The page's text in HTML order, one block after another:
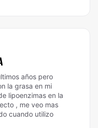
años pero
la grasa en mi
lipoenzimas en la
, me veo mas
cuando utilizo